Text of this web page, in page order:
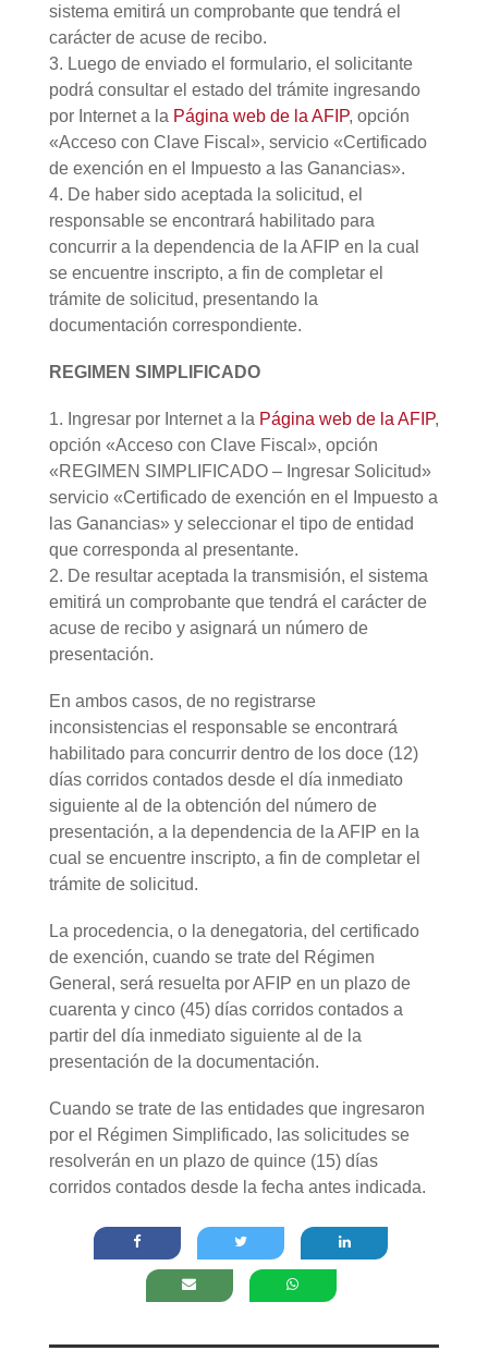
sistema emitirá un comprobante que tendrá el
carácter de acuse de recibo.
3. Luego de enviado el formulario, el solicitante
podrá consultar el estado del trámite ingresando
por Internet a la Página web de la AFIP, opción
«Acceso con Clave Fiscal», servicio «Certificado
de exención en el Impuesto a las Ganancias».
4. De haber sido aceptada la solicitud, el
responsable se encontrará habilitado para
concurrir a la dependencia de la AFIP en la cual
se encuentre inscripto, a fin de completar el
trámite de solicitud, presentando la
documentación correspondiente.
REGIMEN SIMPLIFICADO
1. Ingresar por Internet a la Página web de la AFIP,
opción «Acceso con Clave Fiscal», opción
«REGIMEN SIMPLIFICADO – Ingresar Solicitud»
servicio «Certificado de exención en el Impuesto a
las Ganancias» y seleccionar el tipo de entidad
que corresponda al presentante.
2. De resultar aceptada la transmisión, el sistema
emitirá un comprobante que tendrá el carácter de
acuse de recibo y asignará un número de
presentación.
En ambos casos, de no registrarse
inconsistencias el responsable se encontrará
habilitado para concurrir dentro de los doce (12)
días corridos contados desde el día inmediato
siguiente al de la obtención del número de
presentación, a la dependencia de la AFIP en la
cual se encuentre inscripto, a fin de completar el
trámite de solicitud.
La procedencia, o la denegatoria, del certificado
de exención, cuando se trate del Régimen
General, será resuelta por AFIP en un plazo de
cuarenta y cinco (45) días corridos contados a
partir del día inmediato siguiente al de la
presentación de la documentación.
Cuando se trate de las entidades que ingresaron
por el Régimen Simplificado, las solicitudes se
resolverán en un plazo de quince (15) días
corridos contados desde la fecha antes indicada.